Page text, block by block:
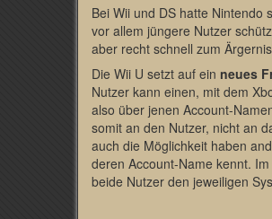
Bei Wii und DS hatte Nintendo
vor allem jüngere Nutzer
aber recht schnell zum
Die Wii U setzt auf ein neues
Nutzer kann einen, mit dem
also über jenen Account-
somit an den Nutzer, nicht an
auch die Möglichkeit haben
deren Account-Name kennt.
beide Nutzer den jeweiligen